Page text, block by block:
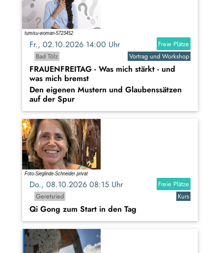
Fr., 02.10.2026 14:00 Uhr
Freie Plätze
Bad Tölz
Vortrag und Workshop
FRAUENFREITAG - Was mich stärkt - und
was mich bremst
Den eigenen Mustern und Glaubenssätzen
auf der Spur
Do., 08.10.2026 08:15 Uhr
Freie Plätze
Geretsried
Kurs
Qi Gong zum Start in den Tag